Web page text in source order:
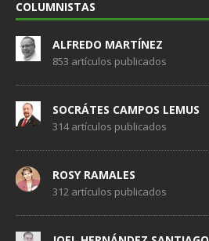
COLUMNISTAS
ALFREDO MARTÍNEZ
853 artículos publicados
SOCRÁTES CAMPOS LEMUS
314 artículos publicados
ROSY RAMALES
312 artículos publicados